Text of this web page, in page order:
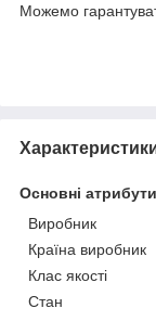
Можемо
Основні атрибути
Виробник
Країна виробник
Клас якості
Стан